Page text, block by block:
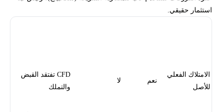
استثمار حقيقي.
الامتلاك الفعلي
للأصل
نعم لا
CFD تفتقد القبض
والتملك